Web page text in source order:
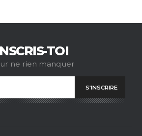
TOI
ne rien manquer